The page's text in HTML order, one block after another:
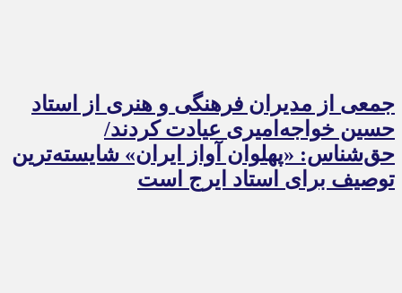
جمعی از مدیران فرهنگی و هنری از استاد
حسین خواجه‌امیری عیادت کردند/
حق‌شناس: «پهلوان آواز ایران» شایسته‌ترین
توصیف برای استاد ایرج است